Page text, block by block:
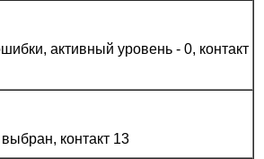
активный уровень - 0, контакт
контакт 13